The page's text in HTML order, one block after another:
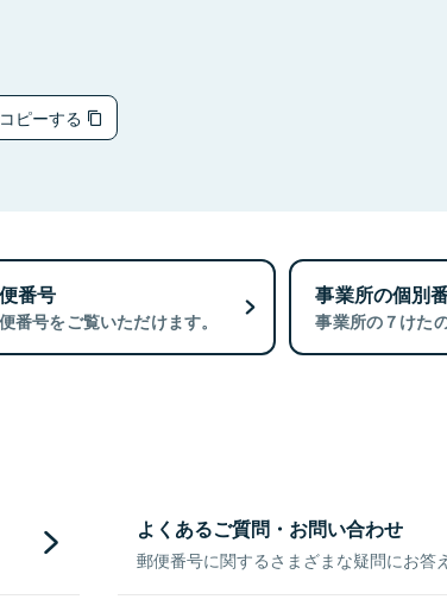
ピーする
番号
番号をご覧いただけます。
事業所の個別
事業所の７けた
よくあるご質問・お問い合わせ
郵便番号に関するさまざまな疑問にお答